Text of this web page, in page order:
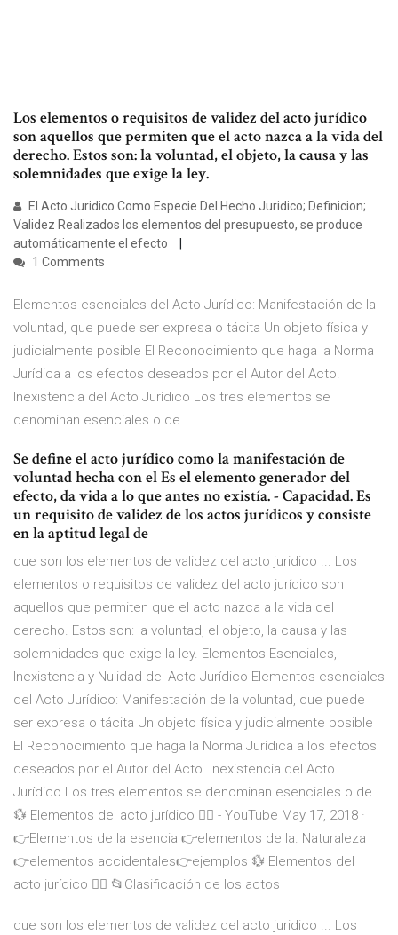
Los elementos o requisitos de validez del acto jurídico
son aquellos que permiten que el acto nazca a la vida del
derecho. Estos son: la voluntad, el objeto, la causa y las
solemnidades que exige la ley.
El Acto Juridico Como Especie Del Hecho Juridico; Definicion;
Validez Realizados los elementos del presupuesto, se produce
automáticamente el efecto
1 Comments
Elementos esenciales del Acto Jurídico: Manifestación de la
voluntad, que puede ser expresa o tácita Un objeto física y
judicialmente posible El Reconocimiento que haga la Norma
Jurídica a los efectos deseados por el Autor del Acto.
Inexistencia del Acto Jurídico Los tres elementos se
denominan esenciales o de …
Se define el acto jurídico como la manifestación de
voluntad hecha con el Es el elemento generador del
efecto, da vida a lo que antes no existía. - Capacidad. Es
un requisito de validez de los actos jurídicos y consiste
en la aptitud legal de
que son los elementos de validez del acto juridico ... Los
elementos o requisitos de validez del acto jurídico son
aquellos que permiten que el acto nazca a la vida del
derecho. Estos son: la voluntad, el objeto, la causa y las
solemnidades que exige la ley. Elementos Esenciales,
Inexistencia y Nulidad del Acto Jurídico Elementos esenciales
del Acto Jurídico: Manifestación de la voluntad, que puede
ser expresa o tácita Un objeto física y judicialmente posible
El Reconocimiento que haga la Norma Jurídica a los efectos
deseados por el Autor del Acto. Inexistencia del Acto
Jurídico Los tres elementos se denominan esenciales o de …
️💱 Elementos del acto jurídico 👨‍⚖️ - YouTube May 17, 2018 ·
👉Elementos de la esencia 👉elementos de la. Naturaleza
👉elementos accidentales👉ejemplos ️💱 Elementos del
acto jurídico 👨‍⚖️ ️📂Clasificación de los actos
que son los elementos de validez del acto juridico ... Los